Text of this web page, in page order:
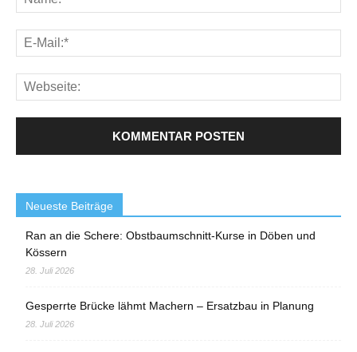
Neueste Beiträge
Ran an die Schere: Obstbaumschnitt-Kurse in Döben und
Kössern
28. Juli 2026
Gesperrte Brücke lähmt Machern – Ersatzbau in Planung
28. Juli 2026